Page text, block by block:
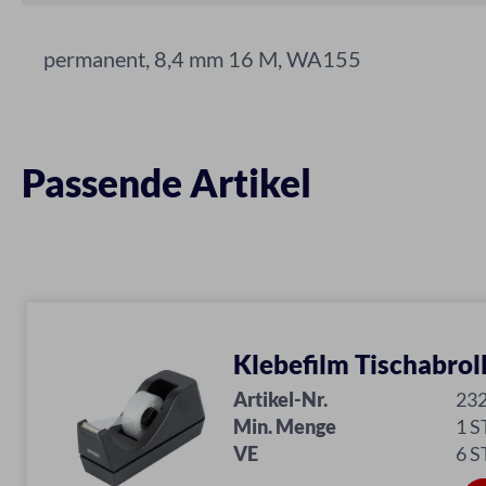
permanent, 8,4 mm 16 M, WA155
Passende Artikel
Klebefilm
Artikel-Nr.
Min. Menge
1
VE
6